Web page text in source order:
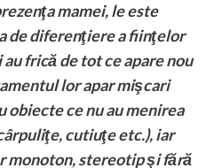
mamei, le este
de diferenţiere a fiinţelor
frică de tot ce apare nou
lor apar mişcari
obiecte ce nu au menirea
cutiuţe etc.), iar
monoton, stereotip şi fără